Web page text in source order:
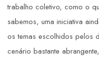
trabalho coletivo, como o
sabemos, uma iniciativa
os temas escolhidos pelos
cenário bastante